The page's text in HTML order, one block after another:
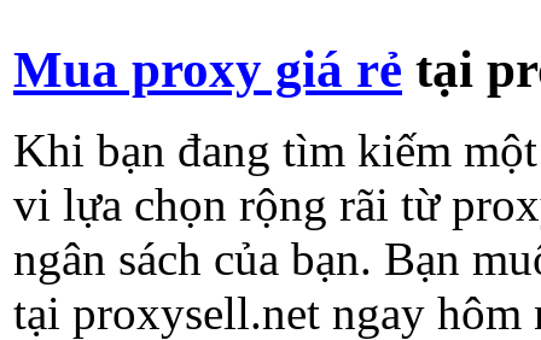
Mua proxy giá rẻ tại
Khi bạn đang tìm kiếm
vi lựa chọn rộng rãi từ
ngân sách của bạn. Bạn
tại proxysell.net ngay hôm